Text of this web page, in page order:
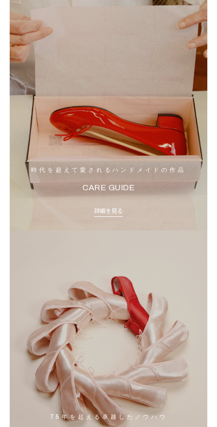
時代を超えて愛されるハンドメイドの作品
CARE GUIDE
詳細を見る
75年を超える卓越したノウハウ